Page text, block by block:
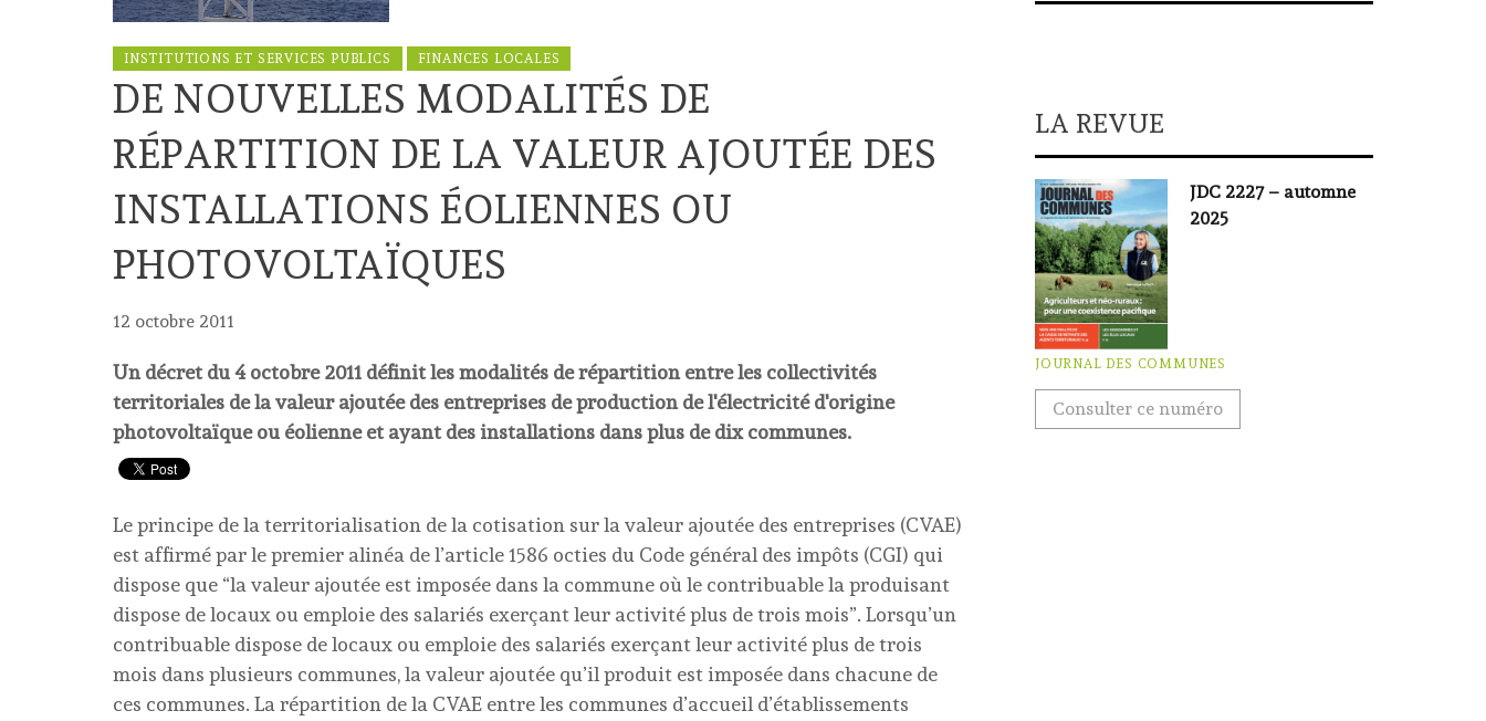
INSTITUTIONS ET SERVICES PUBLICS FINANCES LOCALES
DE NOUVELLES MODALITÉS DE
RÉPARTITION DE LA VALEUR AJOUTÉE DES
INSTALLATIONS ÉOLIENNES OU
PHOTOVOLTAÏQUES
12 octobre 2011
Un décret du 4 octobre 2011 définit les modalités de répartition entre les collectivités
territoriales de la valeur ajoutée des entreprises de production de l'électricité d'origine
photovoltaïque ou éolienne et ayant des installations dans plus de dix communes.
Le principe de la territorialisation de la cotisation sur la valeur ajoutée des entreprises (CVAE)
est affirmé par le premier alinéa de l’article 1586 octies du Code général des impôts (CGI) qui
dispose que “la valeur ajoutée est imposée dans la commune où le contribuable la produisant
dispose de locaux ou emploie des salariés exerçant leur activité plus de trois mois”. Lorsqu’un
contribuable dispose de locaux ou emploie des salariés exerçant leur activité plus de trois
mois dans plusieurs communes, la valeur ajoutée qu’il produit est imposée dans chacune de
ces communes. La répartition de la CVAE entre les communes d’accueil d’établissements
LA REVUE
JDC 2227 – automne
2025
JOURNAL DES COMMUNES
Consulter ce numéro